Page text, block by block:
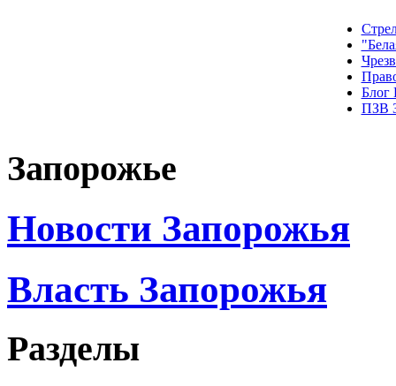
Блог
ПЗВ
Запорожье
Новости Запорожья
Власть Запорожья
Разделы